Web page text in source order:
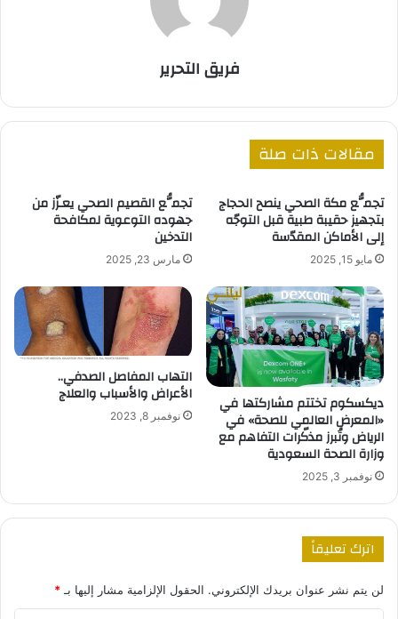
فريق التحرير
مقالات ذات صلة
تجمُّع مكة الصحي ينصح الحجاج
بتجهيز حقيبة طبية قبل التوجّه
إلى الأماكن المقدّسة
مايو 15, 2025
تجمُّع القصيم الصحي يعـزّز من
جهوده التوعوية لمكافحة
التدخين
مارس 23, 2025
ديكسكوم تختتم مشاركتها في
«المعرض العالمي للصحة» في
الرياض وتُبرز مذكّرات التفاهم مع
وزارة الصحة السعودية
نوفمبر 3, 2025
التهاب المفاصل الصدفي..
الأعراض والأسباب والعلاج
نوفمبر 8, 2023
اترك تعليقاً
لن يتم نشر عنوان بريدك الإلكتروني. الحقول الإلزامية مشار إليها بـ *